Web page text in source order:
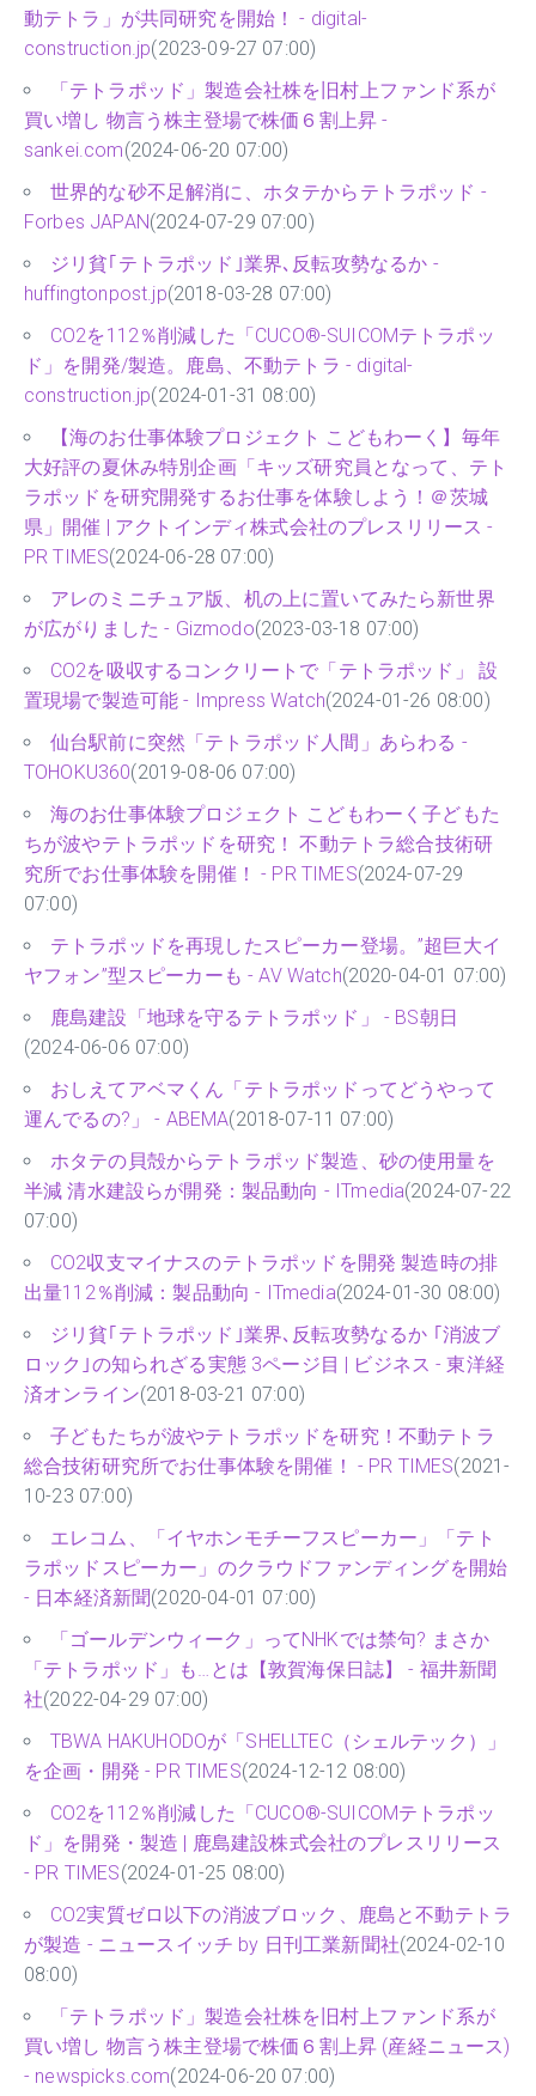
動テトラ」が共同研究を開始！ - digital-
construction.jp(2023-09-27 07:00)
「テトラポッド」製造会社株を旧村上ファンド系が
買い増し 物言う株主登場で株価６割上昇 -
sankei.com(2024-06-20 07:00)
世界的な砂不足解消に、ホタテからテトラポッド -
Forbes JAPAN(2024-07-29 07:00)
ジリ貧｢テトラポッド｣業界､反転攻勢なるか -
huffingtonpost.jp(2018-03-28 07:00)
CO2を112％削減した「CUCO®-SUICOMテトラポッ
ド」を開発/製造。鹿島、不動テトラ - digital-
construction.jp(2024-01-31 08:00)
【海のお仕事体験プロジェクト こどもわーく】毎年
大好評の夏休み特別企画「キッズ研究員となって、テト
ラポッドを研究開発するお仕事を体験しよう！＠茨城
県」開催 | アクトインディ株式会社のプレスリリース -
PR TIMES(2024-06-28 07:00)
アレのミニチュア版、机の上に置いてみたら新世界
が広がりました - Gizmodo(2023-03-18 07:00)
CO2を吸収するコンクリートで「テトラポッド」 設
置現場で製造可能 - Impress Watch(2024-01-26 08:00)
仙台駅前に突然「テトラポッド人間」あらわる -
TOHOKU360(2019-08-06 07:00)
海のお仕事体験プロジェクト こどもわーく子どもた
ちが波やテトラポッドを研究！ 不動テトラ総合技術研
究所でお仕事体験を開催！ - PR TIMES(2024-07-29
07:00)
テトラポッドを再現したスピーカー登場。”超巨大イ
ヤフォン”型スピーカーも - AV Watch(2020-04-01 07:00)
鹿島建設「地球を守るテトラポッド」 - BS朝日
(2024-06-06 07:00)
おしえてアベマくん「テトラポッドってどうやって
運んでるの?」 - ABEMA(2018-07-11 07:00)
ホタテの貝殻からテトラポッド製造、砂の使用量を
半減 清水建設らが開発：製品動向 - ITmedia(2024-07-22
07:00)
CO2収支マイナスのテトラポッドを開発 製造時の排
出量112％削減：製品動向 - ITmedia(2024-01-30 08:00)
ジリ貧｢テトラポッド｣業界､反転攻勢なるか ｢消波ブ
ロック｣の知られざる実態 3ページ目 | ビジネス - 東洋経
済オンライン(2018-03-21 07:00)
子どもたちが波やテトラポッドを研究！不動テトラ
総合技術研究所でお仕事体験を開催！ - PR TIMES(2021-
10-23 07:00)
エレコム、「イヤホンモチーフスピーカー」「テト
ラポッドスピーカー」のクラウドファンディングを開始
- 日本経済新聞(2020-04-01 07:00)
「ゴールデンウィーク」ってNHKでは禁句? まさか
「テトラポッド」も…とは【敦賀海保日誌】 - 福井新聞
社(2022-04-29 07:00)
TBWA HAKUHODOが「SHELLTEC（シェルテック）」
を企画・開発 - PR TIMES(2024-12-12 08:00)
CO2を112％削減した「CUCO®-SUICOMテトラポッ
ド」を開発・製造 | 鹿島建設株式会社のプレスリリース
- PR TIMES(2024-01-25 08:00)
CO2実質ゼロ以下の消波ブロック、鹿島と不動テトラ
が製造 - ニュースイッチ by 日刊工業新聞社(2024-02-10
08:00)
「テトラポッド」製造会社株を旧村上ファンド系が
買い増し 物言う株主登場で株価６割上昇 (産経ニュース)
- newspicks.com(2024-06-20 07:00)